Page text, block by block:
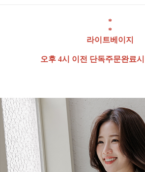
*
*
라이트베이지
오후 4시 이전 단독주문완료